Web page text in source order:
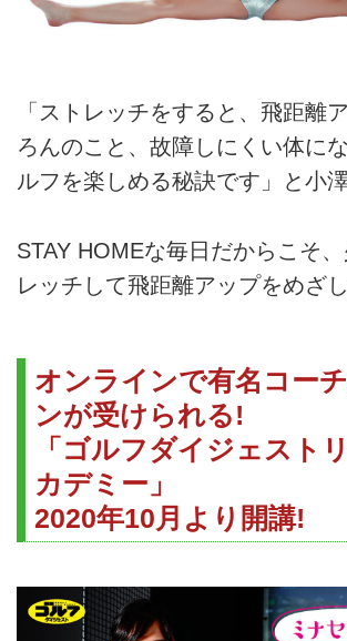
「ストレッチをすると、飛距離
ろんのこと、故障しにくい体に
ルフを楽しめる秘訣です」と小澤
STAY HOMEな毎日だからこそ
レッチして飛距離アップをめざ
オンラインで有名コー
ンが受けられる!
「ゴルフダイジェスト
カデミー」
2020年10月より開講!